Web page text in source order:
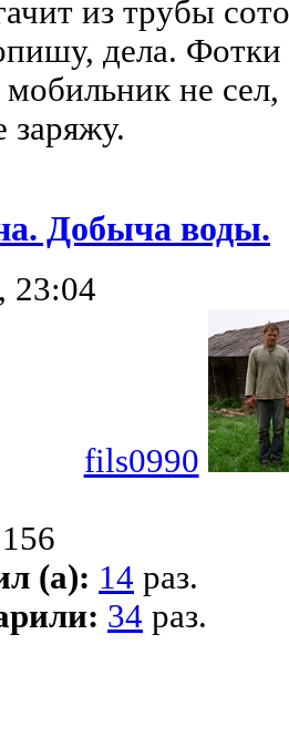
из трубы
дела. Фотки
мобильник не
заряжу.
Добыча воды.
23:04
fils0990
156
(а): 14 раз.
34 раз.